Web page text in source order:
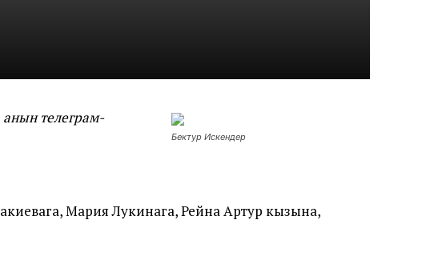
Бектур Искендер
анын телеграм-
Мария Лукинага, Рейна Артур кызына,